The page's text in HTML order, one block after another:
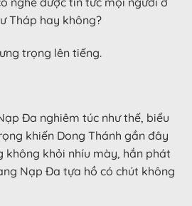
Tháp hay không?
trọng lên tiếng.
Đa nghiêm túc như thế, biểu
khiến Dong Thánh gần đây
không khỏi nhíu mày, hắn phát
Nạp Đa tựa hồ có chút không